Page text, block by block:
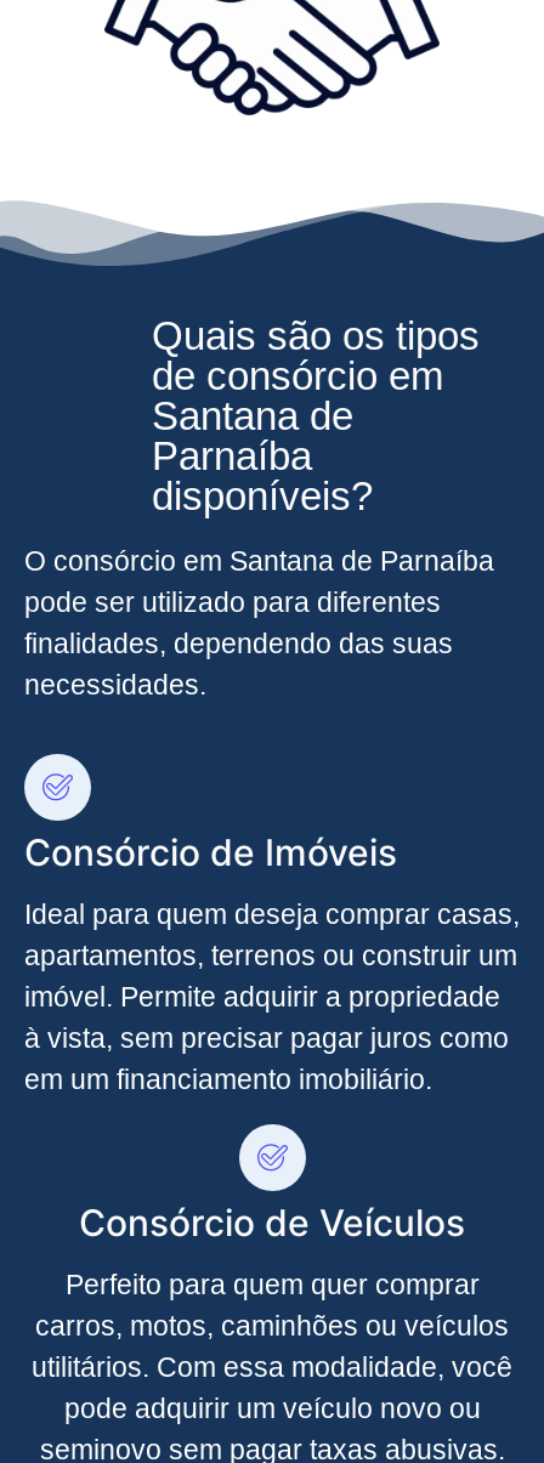
Quais são os tipos
de consórcio em
Santana de
Parnaíba
disponíveis?
O consórcio em Santana de Parnaíba
pode ser utilizado para diferentes
finalidades, dependendo das suas
necessidades.
Consórcio de Imóveis
Ideal para quem deseja comprar casas,
apartamentos, terrenos ou construir um
imóvel. Permite adquirir a propriedade
à vista, sem precisar pagar juros como
em um financiamento imobiliário.
Consórcio de Veículos
Perfeito para quem quer comprar
carros, motos, caminhões ou veículos
utilitários. Com essa modalidade, você
pode adquirir um veículo novo ou
seminovo sem pagar taxas abusivas.